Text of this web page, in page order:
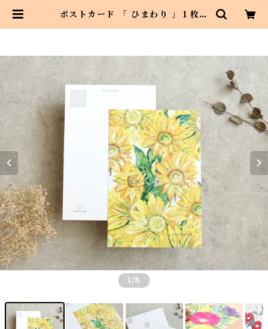
ポストカード 「 ひまわり 」１枚
1 /8